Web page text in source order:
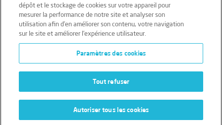
Mentions légales
Conditions générales
Données personnelles
Données personnelles – Volontaires
Cookies
dépôt et le stockage de cookies sur votre appareil pour
mesurer la performance de notre site et analyser son
utilisation afin d’en améliorer son contenu, votre navigation
sur le site et améliorer l’expérience utilisateur.
Paramètres des cookies
Tout refuser
Autoriser tous les cookies